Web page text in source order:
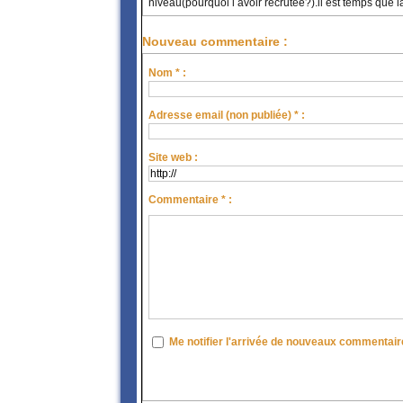
niveau(pourquoi l avoir recrutée?).il est temps que
Nouveau commentaire :
Nom * :
Adresse email (non publiée) * :
Site web :
Commentaire * :
Me notifier l'arrivée de nouveaux